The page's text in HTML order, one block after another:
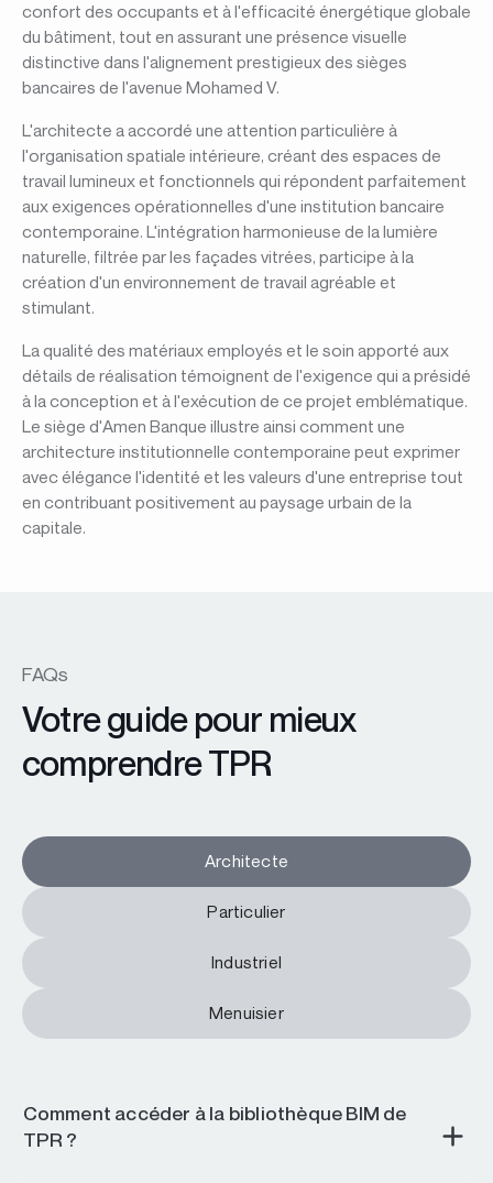
confort des occupants et à l'efficacité énergétique globale
du bâtiment, tout en assurant une présence visuelle
distinctive dans l'alignement prestigieux des sièges
bancaires de l'avenue Mohamed V.
L'architecte a accordé une attention particulière à
l'organisation spatiale intérieure, créant des espaces de
travail lumineux et fonctionnels qui répondent parfaitement
aux exigences opérationnelles d'une institution bancaire
contemporaine. L'intégration harmonieuse de la lumière
naturelle, filtrée par les façades vitrées, participe à la
création d'un environnement de travail agréable et
stimulant.
La qualité des matériaux employés et le soin apporté aux
détails de réalisation témoignent de l'exigence qui a présidé
à la conception et à l'exécution de ce projet emblématique.
Le siège d'Amen Banque illustre ainsi comment une
architecture institutionnelle contemporaine peut exprimer
avec élégance l'identité et les valeurs d'une entreprise tout
en contribuant positivement au paysage urbain de la
capitale.
FAQs
Votre guide pour mieux
comprendre TPR
Architecte
Particulier
Industriel
Menuisier
Comment accéder à la bibliothèque BIM de
TPR ?